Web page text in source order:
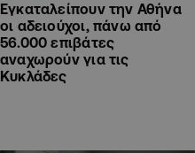
Εγκαταλείπουν την Αθήνα
οι αδειούχοι, πάνω από
56.000 επιβάτες
αναχωρούν για τις
Κυκλάδες